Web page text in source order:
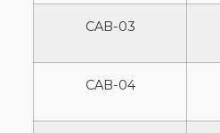
CAB-03
CAB-04